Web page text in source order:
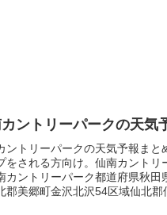
ントリーパークの天気
ントリーパークの天気予報まと
をされる方向け。仙南カント
カントリーパーク都道府県秋田
郡美郷町金沢北沢54区域仙北郡